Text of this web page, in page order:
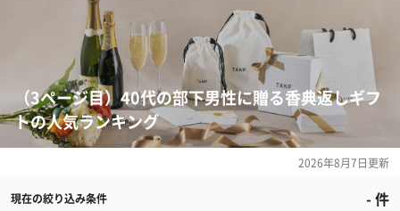
（3ページ目）40代の部下男性に贈る香典返しギフ
トの人気ランキング
2026年8月7日更新
現在の絞り込み条件 -件